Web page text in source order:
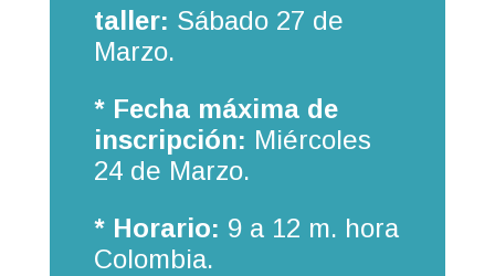
taller: Sábado 27 de
Marzo.
* Fecha máxima de
inscripción: Miércoles
24 de Marzo.
* Horario: 9 a 12 m. hora
Colombia.